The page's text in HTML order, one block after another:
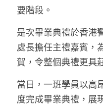
懷緬過去
周年紀念
本會近況
會員登記
名譽會員登記
學警預備班會員登
銷售服務
聯絡我們
要階段。
是次畢業典禮於香港
處長擔任主禮嘉賓，
賀，令整個典禮更具
當日，一班學員以高
度完成畢業典禮，展